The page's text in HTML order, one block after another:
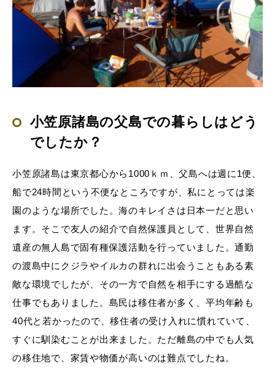
小笠原諸島の父島での暮らしはどう
でしたか？
小笠原諸島は東京都心から1000ｋｍ、父島へは週に1便、
船で24時間という不便なところですが、私にとっては楽
園のような場所でした。海のキレイさは日本一だと思い
ます。そこで友人の紹介で自然保護員として、世界自然
遺産の無人島で固有種保護活動を行っていました。通勤
の渡島中にクジラやイルカの群れに出会うこともある素
敵な環境でしたが、その一方で自然を相手にする過酷な
仕事でもありました。島民は移住者が多く、平均年齢も
40代と若かったので、移住者の受け入れに慣れていて、
すぐに馴染むことが出来ました。ただ離島の中でも人気
の移住地で、家賃や物価が高いのは難点でしたね。